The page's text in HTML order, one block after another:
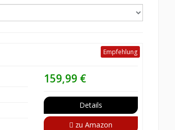
Empfehlung
159,99 €
Details
zu Amazon